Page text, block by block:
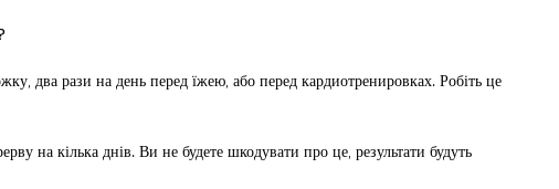
два рази на день перед їжею, або перед кардиотренировках. Робіть це
на кілька днів. Ви не будете шкодувати про це, результати будуть